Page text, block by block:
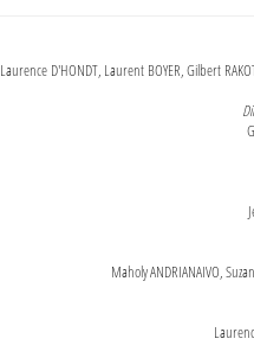
Laurence D'HONDT, Laurent BOYER, Gilbert
Maholy ANDRIANAIVO,